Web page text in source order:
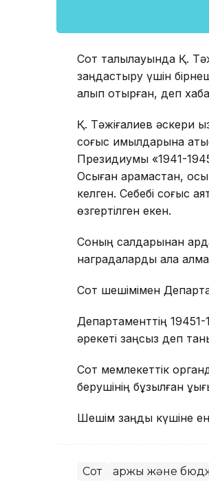
Сот талқылауында Қ.
заңдастыру үшін
алып отырған, деп
Қ. Тәжіғалиев әскери
соғыс қимылдарына
Президиумы «1941-
Осыған қарамастан,
келген. Себебі соғыс
өзгертілген екен.
Соның салдарынан
наградаларды ала
Сот шешімімен
Департаменттің
әрекеті заңсыз деп
Сот мемлекеттік
берушінің бұзылған
Шешім заңды күшіне
Сот Қаржы және